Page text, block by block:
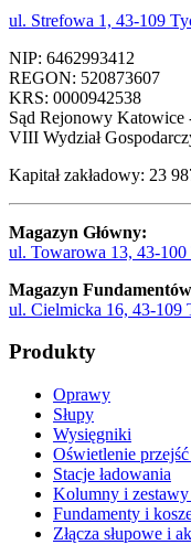
ul. Strefowa 1, 43-109
NIP: 6462993412
REGON: 520873607
KRS: 0000942538
Sąd Rejonowy
VIII Wydział
Kapitał zakładowy: 23
Magazyn Główny:
ul. Towarowa 13, 43-
Magazyn
ul. Cielmicka 16, 43-109
Produkty
Oprawy
Słupy
Wysięgniki
Oświetlenie
Stacje ładowania
Kolumny i
Fundamenty i
Złącza słupowe i